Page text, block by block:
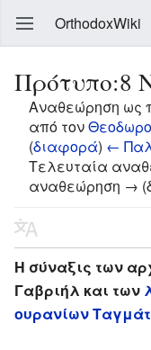
OrthodoxWiki
Πρότυπο:8
Αναθεώρηση ως
από τον
(διαφορά) ←
Τελευταία
αναθεώρηση →
Η σύναξις των
Γαβριήλ και των
ουρανίων